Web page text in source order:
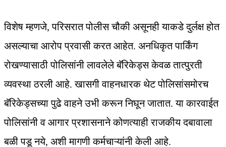
विशेष म्हणजे, परिसरात पोलीस चौकी असूनही याकडे दुर्लक्ष होत
असल्याचा आरोप प्रवासी करत आहेत. अनधिकृत पार्किंग
रोखण्यासाठी पोलिसांनी लावलेले बॅरिकेड्स केवळ तात्पुरती
व्यवस्था ठरली आहे. खासगी वाहनधारक थेट पोलिसांसमोरच
बॅरिकेड्सच्या पुढे वाहने उभी करून निघून जातात. या कारवाईत
पोलिसांनी व आगार प्रशासनाने कोणत्याही राजकीय दबावाला
बळी पडू नये, अशी मागणी कर्मचाऱ्यांनी केली आहे.